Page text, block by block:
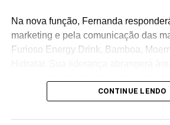
Na nova função, Fernanda
marketing e pela comunicação das
Furioso Energy Drink, Bamboa,
relacionamento com consumidores e
transformação, com marcas que têm
CONTINUE LENDO